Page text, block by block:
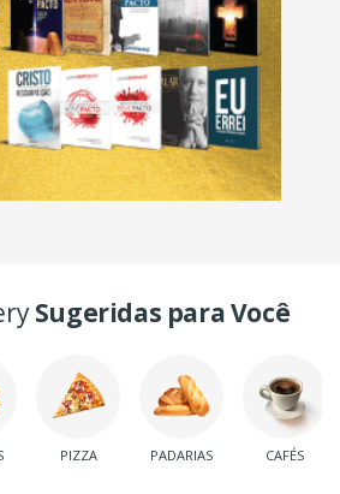
Sugeridas para Você
PIZZA PADARIAS CAFÉS